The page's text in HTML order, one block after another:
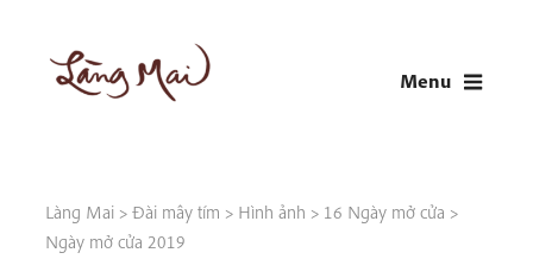
content
Menu
Làng Mai > Đài mây tím > Hình ảnh > 16 Ngày mở cửa >
Ngày mở cửa 2019